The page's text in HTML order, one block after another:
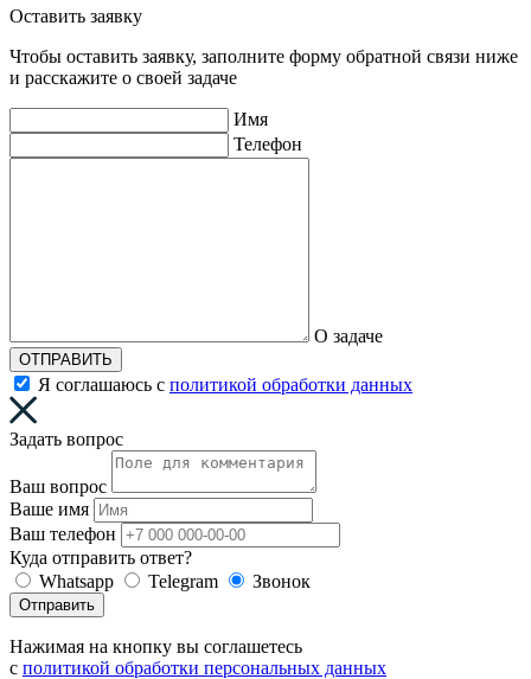
Оставить заявку
Чтобы оставить заявку, заполните форму обратной связи ниже
и расскажите о своей задаче
Имя
Телефон
О задаче
ОТПРАВИТЬ
Я соглашаюсь с политикой обработки данных
Задать вопрос
Ваш вопрос
Ваше имя
Ваш телефон
Куда отправить ответ?
Whatsapp
Telegram Звонок
Отправить
Нажимая на кнопку вы соглашетесь
с политикой обработки персональных данных